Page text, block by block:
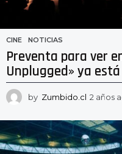
CINE ,NOTICIAS
Preventa para ver
Unplugged» ya
by Zumbido.cl 2 años